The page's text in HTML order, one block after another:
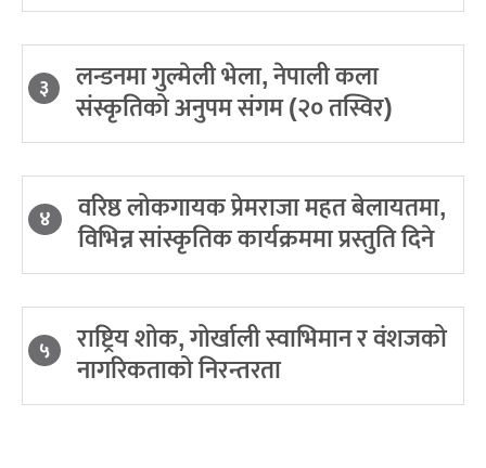
३ लन्डनमा गुल्मेली भेला, नेपाली कला
संस्कृतिको अनुपम संगम (२० तस्विर)
४ वरिष्ठ लोकगायक प्रेमराजा महत बेलायतमा,
विभिन्न सांस्कृतिक कार्यक्रममा प्रस्तुति दिने
५ राष्ट्रिय शोक, गोर्खाली स्वाभिमान र वंशजको
नागरिकताको निरन्तरता